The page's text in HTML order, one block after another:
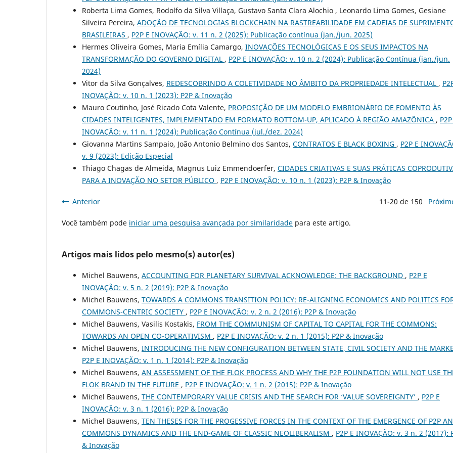
Roberta Lima Gomes, Rodolfo da Silva Villaça, Gustavo Santa Clara Alochio , Leonardo Lima Gomes, Gesiane
Silveira Pereira, ADOÇÃO DE TECNOLOGIAS BLOCKCHAIN NA RASTREABILIDADE EM CADEIAS DE
BRASILEIRAS , P2P E INOVAÇÃO: v. 11 n. 2 (2025): Publicação contínua (jan./jun. 2025)
Hermes Oliveira Gomes, Maria Emília Camargo, INOVAÇÕES TECNOLÓGICAS E OS SEUS IMPACTOS NA
TRANSFORMAÇÃO DO GOVERNO DIGITAL , P2P E INOVAÇÃO: v. 10 n. 2 (2024): Publicação Contínua (jan./jun.
2024)
Vitor da Silva Gonçalves, REDESCOBRINDO A COLETIVIDADE NO ÂMBITO DA PROPRIEDADE INTELECTUAL ,
INOVAÇÃO: v. 10 n. 1 (2023): P2P & Inovação
Mauro Coutinho, José Ricado Cota Valente, PROPOSIÇÃO DE UM MODELO EMBRIONÁRIO DE FOMENTO ÀS
CIDADES INTELIGENTES, IMPLEMENTADO EM FORMATO BOTTOM-UP, APLICADO À REGIÃO AMAZÔNICA ,
INOVAÇÃO: v. 11 n. 1 (2024): Publicação Contínua (jul./dez. 2024)
Giovanna Martins Sampaio, João Antonio Belmino dos Santos, CONTRATOS E BLACK BOXING , P2P E
v. 9 (2023): Edição Especial
Thiago Chagas de Almeida, Magnus Luiz Emmendoerfer, CIDADES CRIATIVAS E SUAS PRÁTICAS
PARA A INOVAÇÃO NO SETOR PÚBLICO , P2P E INOVAÇÃO: v. 10 n. 1 (2023): P2P & Inovação
Anterior 11-20 de 150
Você também pode iniciar uma pesquisa avançada por similaridade para este artigo.
Artigos mais lidos pelo mesmo(s) autor(es)
Michel Bauwens, ACCOUNTING FOR PLANETARY SURVIVAL ACKNOWLEDGE: THE BACKGROUND , P2P E
INOVAÇÃO: v. 5 n. 2 (2019): P2P & Inovação
Michel Bauwens, TOWARDS A COMMONS TRANSITION POLICY: RE-ALIGNING ECONOMICS AND POLITICS
COMMONS-CENTRIC SOCIETY , P2P E INOVAÇÃO: v. 2 n. 2 (2016): P2P & Inovação
Michel Bauwens, Vasilis Kostakis, FROM THE COMMUNISM OF CAPITAL TO CAPITAL FOR THE COMMONS:
TOWARDS AN OPEN CO-OPERATIVISM , P2P E INOVAÇÃO: v. 2 n. 1 (2015): P2P & Inovação
Michel Bauwens, INTRODUCING THE NEW CONFIGURATION BETWEEN STATE, CIVIL SOCIETY AND THE
P2P E INOVAÇÃO: v. 1 n. 1 (2014): P2P & Inovação
Michel Bauwens, AN ASSESSMENT OF THE FLOK PROCESS AND WHY THE P2P FOUNDATION WILL NOT USE
FLOK BRAND IN THE FUTURE , P2P E INOVAÇÃO: v. 1 n. 2 (2015): P2P & Inovação
Michel Bauwens, THE CONTEMPORARY VALUE CRISIS AND THE SEARCH FOR ‘VALUE SOVEREIGNTY’ , P2P E
INOVAÇÃO: v. 3 n. 1 (2016): P2P & Inovação
Michel Bauwens, TEN THESES FOR THE PROGESSIVE FORCES IN THE CONTEXT OF THE EMERGENCE OF P2P
COMMONS DYNAMICS AND THE END-GAME OF CLASSIC NEOLIBERALISM , P2P E INOVAÇÃO: v. 3 n. 2 (2017):
& Inovação